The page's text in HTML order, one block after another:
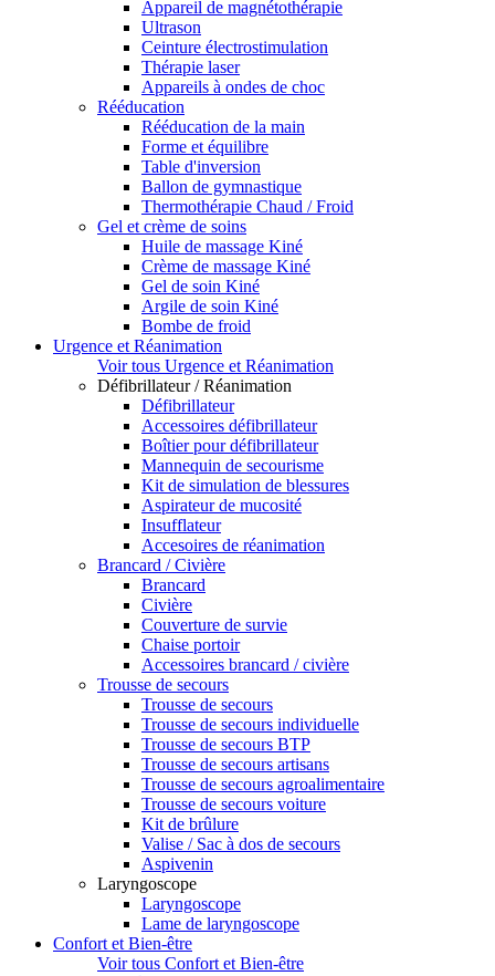
Appareil de magnétothérapie
Ultrason
Ceinture électrostimulation
Thérapie laser
Appareils à ondes de choc
Rééducation
Rééducation de la main
Forme et équilibre
Table d'inversion
Ballon de gymnastique
Thermothérapie Chaud / Froid
Gel et crème de soins
Huile de massage Kiné
Crème de massage Kiné
Gel de soin Kiné
Argile de soin Kiné
Bombe de froid
Urgence et Réanimation
Voir tous Urgence et Réanimation
Défibrillateur / Réanimation
Défibrillateur
Accessoires défibrillateur
Boîtier pour défibrillateur
Mannequin de secourisme
Kit de simulation de blessures
Aspirateur de mucosité
Insufflateur
Accesoires de réanimation
Brancard / Civière
Brancard
Civière
Couverture de survie
Chaise portoir
Accessoires brancard / civière
Trousse de secours
Trousse de secours
Trousse de secours individuelle
Trousse de secours BTP
Trousse de secours artisans
Trousse de secours agroalimentaire
Trousse de secours voiture
Kit de brûlure
Valise / Sac à dos de secours
Aspivenin
Laryngoscope
Laryngoscope
Lame de laryngoscope
Confort et Bien-être
Voir tous Confort et Bien-être